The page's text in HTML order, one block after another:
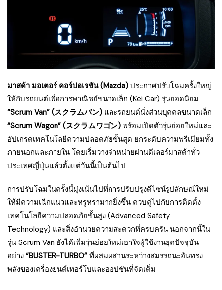
มาสด้า มอเตอร์ คอร์ปอเรชัน (Mazda) ประกาศปรับโฉมครั้งใหญ่
ให้กับรถยนต์เพื่อการพาณิชย์ขนาดเล็ก (Kei Car) รุ่นยอดนิยม
“Scrum Van” (スクラムバン) และรถยนต์นั่งส่วนบุคคลขนาดเล็ก
“Scrum Wagon” (スクラムワゴン) พร้อมเปิดตัวรุ่นย่อยใหม่และ
อัปเกรดเทคโนโลยีความปลอดภัยขั้นสุด ยกระดับความพรีเมียมทั้ง
ภายนอกและภายใน โดยเริ่มวางจำหน่ายผ่านดีเลอร์มาสด้าทั่ว
ประเทศญี่ปุ่นแล้วตั้งแต่วันนี้เป็นต้นไป
การปรับโฉมในครั้งนี้มุ่งเน้นไปที่การปรับปรุงดีไซน์รูปลักษณ์ใหม่
ให้มีความเฉีกแนวและหรูหรามากยิ่งขึ้น ควบคู่ไปกับการติดตั้ง
เทคโนโลยีความปลอดภัยขั้นสูง (Advanced Safety
Technology) และสิ่งอำนวยความสะดวกที่ครบครัน นอกจากนี้ใน
รุ่น Scrum Van ยังได้เพิ่มรุ่นย่อยใหม่เอาใจผู้ใช้งานยุคปัจจุบัน
อย่าง “BUSTER-TURBO” ที่ผสมผสานระหว่างสมรรถนะอันทรง
พลังของเครื่องยนต์เทอร์โบและออปชันที่จัดเต็ม